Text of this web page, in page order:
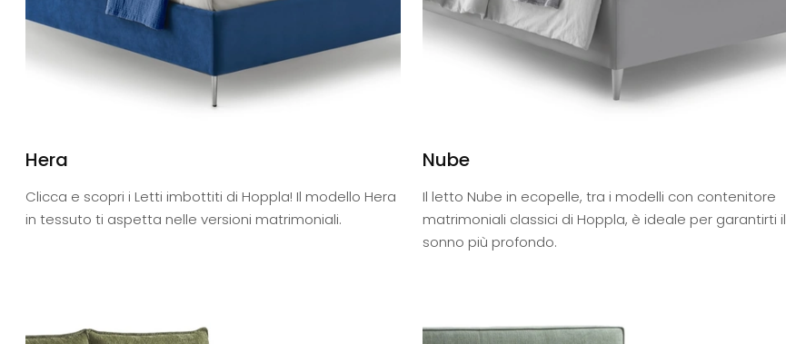
Hera
Clicca e scopri i Letti imbottiti di Hoppla! Il modello Hera
in tessuto ti aspetta nelle versioni matrimoniali.
Nube
Il letto Nube in ecopelle, tra i modelli con contenitore
matrimoniali classici di Hoppla, è ideale per garantirti il
sonno più profondo.